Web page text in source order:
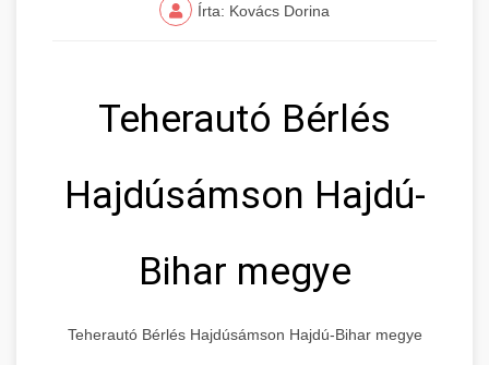
Írta: Kovács Dorina
Teherautó Bérlés
Hajdúsámson Hajdú-
Bihar megye
Teherautó Bérlés Hajdúsámson Hajdú-Bihar megye